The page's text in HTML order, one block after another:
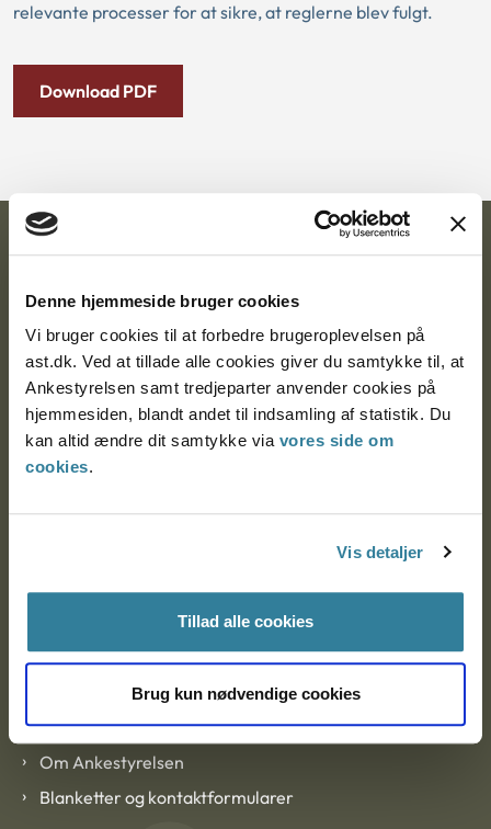
Denne hjemmeside bruger cookies
Vi bruger cookies til at forbedre brugeroplevelsen på
ast.dk. Ved at tillade alle cookies giver du samtykke til, at
Ankestyrelsen samt tredjeparter anvender cookies på
hjemmesiden, blandt andet til indsamling af statistik. Du
kan altid ændre dit samtykke via vores side om
cookies.
Vis detaljer
Tillad alle cookies
Brug kun nødvendige cookies
relevante processer for at sikre, at reglerne blev fulgt.
Download PDF
Ankestyrelsen
Postadresse:
Nytorv 7, 2. sal
9000 Aalborg
Ankestyrelsen Aalborg
Ankestyrelsen København
Om Ankestyrelsen
Blanketter og kontaktformularer